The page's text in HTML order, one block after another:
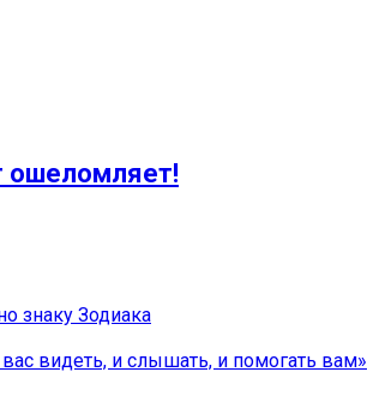
ошеломляет!
знаку Зодиака
видеть, и слышать, и помогать вам»